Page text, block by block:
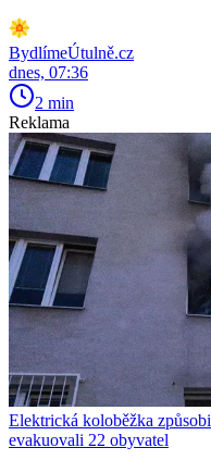
BydlímeÚtulně.cz
dnes, 07:36
2 min
Reklama
Elektrická koloběžka
evakuovali 22 obyvatel